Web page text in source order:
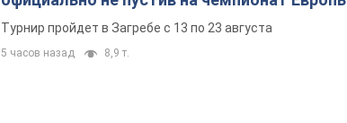
Турнир пройдет в Загребе с 13 по 23 августа
5 часов назад 8,9 т.